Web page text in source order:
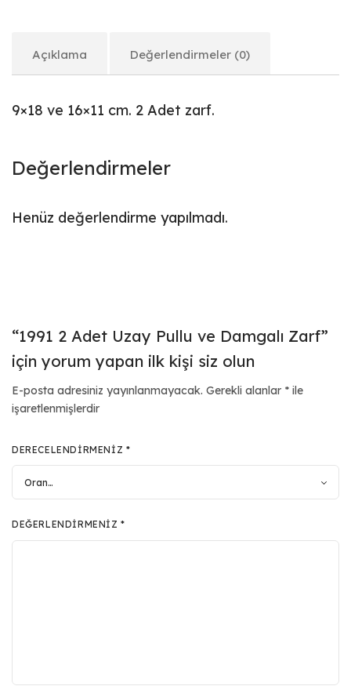
Açıklama Değerlendirmeler (0)
9×18 ve 16×11 cm. 2 Adet zarf.
Değerlendirmeler
Henüz değerlendirme yapılmadı.
“1991 2 Adet Uzay Pullu ve Damgalı Zarf”
için yorum yapan ilk kişi siz olun
E-posta adresiniz yayınlanmayacak. Gerekli alanlar * ile
işaretlenmişlerdir
DERECELENDIRMENIZ *
DEĞERLENDIRMENIZ*